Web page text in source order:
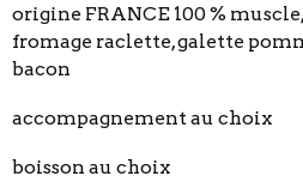
origine FRANCE 100 %
fromage raclette, galette
bacon
accompagnement au choix
boisson au choix